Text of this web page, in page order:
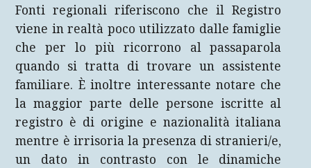
Fonti regionali riferiscono che il Registro
viene in realtà poco utilizzato dalle famiglie
che per lo più ricorrono al passaparola
quando si tratta di trovare un assistente
familiare. È inoltre interessante notare che
la maggior parte delle persone iscritte al
registro è di origine e nazionalità italiana
mentre è irrisoria la presenza di stranieri/e,
un dato in contrasto con le dinamiche